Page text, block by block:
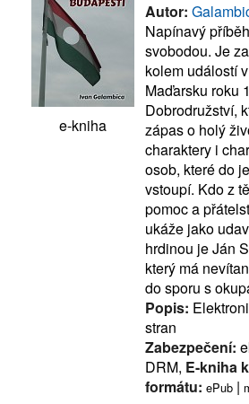
e-kniha
Autor:
Napínavý
svobodou. Je
kolem událostí
Maďarsku roku
Dobrodružství,
zápas o holý
charaktery i
osob, které do
vstoupí. Kdo z
pomoc a
ukáže jako
hrdinou je Ján
který má
do sporu s
Popis:
stran
Zabezpečení:
DRM, E-kniha
formátu: ePub |